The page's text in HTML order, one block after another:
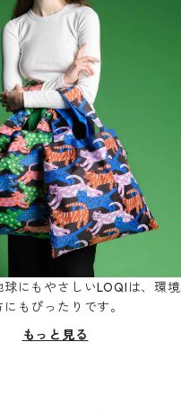
球にもやさしいLOQIは、環境
もぴったりです。
もっと見る